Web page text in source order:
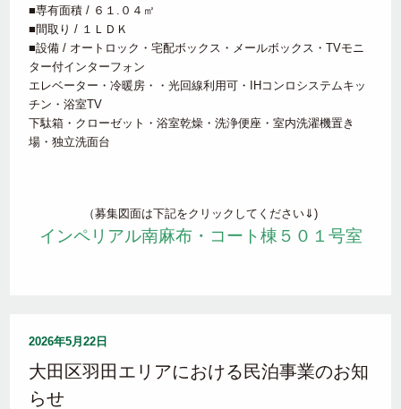
■専有面積 / ６１.０４㎡
■間取り / １ＬＤＫ
■設備 / オートロック・宅配ボックス・メールボックス・TVモニ
ター付インターフォン
エレベーター・冷暖房・・光回線利用可・IHコンロシステムキッ
チン・浴室TV
下駄箱・クローゼット・浴室乾燥・洗浄便座・室内洗濯機置き
場・独立洗面台
（募集図面は下記をクリックしてください⇓)
インペリアル南麻布・コート棟５０１号室
2026年5月22日
大田区羽田エリアにおける民泊事業のお知
らせ